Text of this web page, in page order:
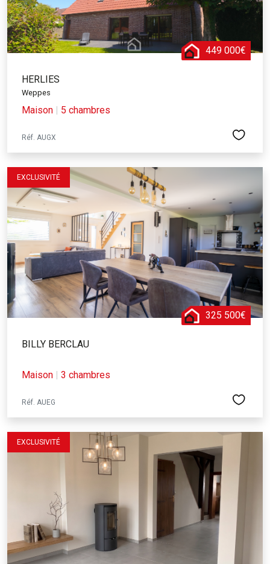
449 000€
HERLIES
Weppes
Maison | 5 chambres
Réf. AUGX
EXCLUSIVITÉ
325 500€
BILLY BERCLAU
Maison | 3 chambres
Réf. AUEG
EXCLUSIVITÉ